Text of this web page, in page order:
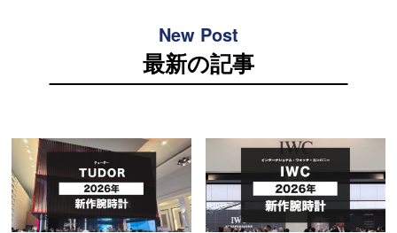
ロレックス
オーデマピゲ パテックフィリップ
New Post
最新の記事